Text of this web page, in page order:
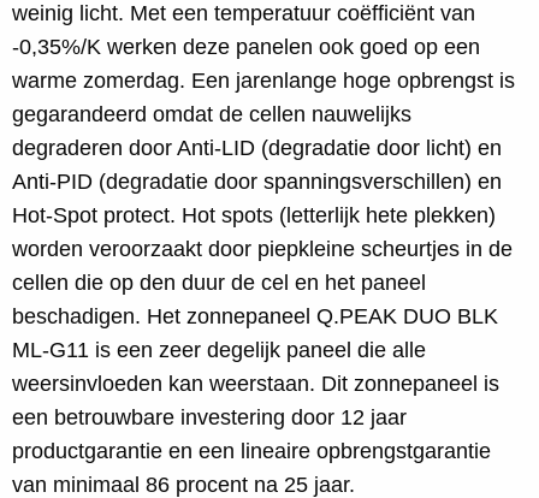
weinig licht. Met een temperatuur coëfficiënt van
-0,35%/K werken deze panelen ook goed op een
warme zomerdag. Een jarenlange hoge opbrengst is
gegarandeerd omdat de cellen nauwelijks
degraderen door Anti-LID (degradatie door licht) en
Anti-PID (degradatie door spanningsverschillen) en
Hot-Spot protect. Hot spots (letterlijk hete plekken)
worden veroorzaakt door piepkleine scheurtjes in de
cellen die op den duur de cel en het paneel
beschadigen. Het zonnepaneel Q.PEAK DUO BLK
ML-G11 is een zeer degelijk paneel die alle
weersinvloeden kan weerstaan. Dit zonnepaneel is
een betrouwbare investering door 12 jaar
productgarantie en een lineaire opbrengstgarantie
van minimaal 86 procent na 25 jaar.